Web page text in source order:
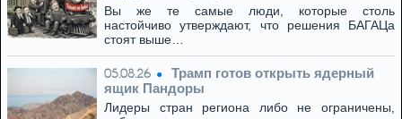
Вы же те самые люди, которые столь
настойчиво утверждают, что решения БАГАЦа
стоят выше…
05.08.26
Трамп готов открыть ядерный
ящик Пандоры
Лидеры стран региона либо не ограничены,